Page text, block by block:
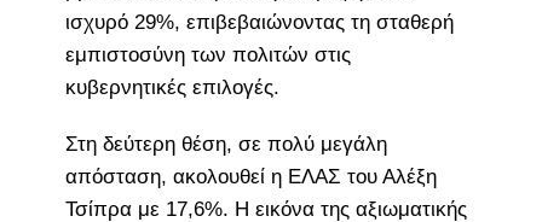
ισχυρό 29%, επιβεβαιώνοντας τη σταθερή
εμπιστοσύνη των πολιτών στις
κυβερνητικές επιλογές.
Στη δεύτερη θέση, σε πολύ μεγάλη
απόσταση, ακολουθεί η ΕΛΑΣ του Αλέξη
Τσίπρα με 17,6%. Η εικόνα της αξιωματικής